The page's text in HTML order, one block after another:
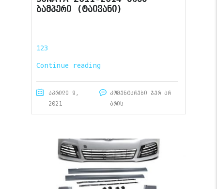
ბამპერი (ტაივანი)
123
Continue reading
აპრილი 9,
2021
კომენტარები ჯერ არ
არის